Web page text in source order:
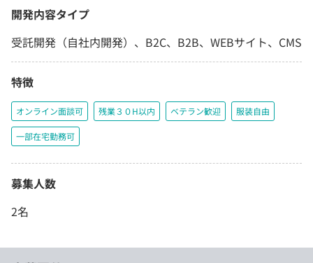
開発内容タイプ
受託開発（自社内開発）、B2C、B2B、WEBサイト、CMS
特徴
オンライン面談可 残業３０H以内 ベテラン歓迎 服装自由
一部在宅勤務可
募集人数
2名